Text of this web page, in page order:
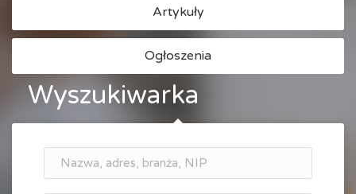
Artykuły
Ogłoszenia
Wyszukiwarka